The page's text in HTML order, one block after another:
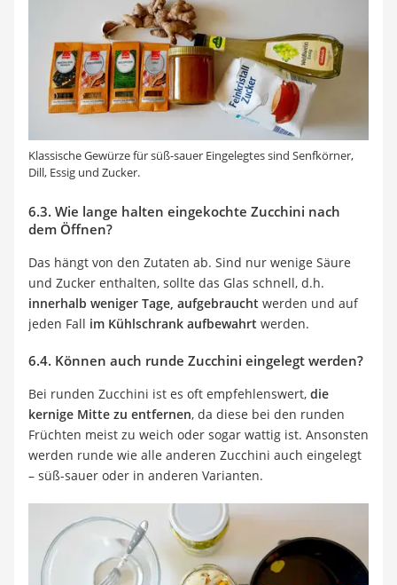
Klassische Gewürze für süß-sauer Eingelegtes sind Senfkörner,
Dill, Essig und Zucker.
6.3. Wie lange halten eingekochte Zucchini nach
dem Öffnen?
Das hängt von den Zutaten ab. Sind nur wenige Säure
und Zucker enthalten, sollte das Glas schnell, d.h.
innerhalb weniger Tage, aufgebraucht werden und auf
jeden Fall im Kühlschrank aufbewahrt werden.
6.4. Können auch runde Zucchini eingelegt werden?
Bei runden Zucchini ist es oft empfehlenswert, die
kernige Mitte zu entfernen, da diese bei den runden
Früchten meist zu weich oder sogar wattig ist. Ansonsten
werden runde wie alle anderen Zucchini auch eingelegt
– süß-sauer oder in anderen Varianten.